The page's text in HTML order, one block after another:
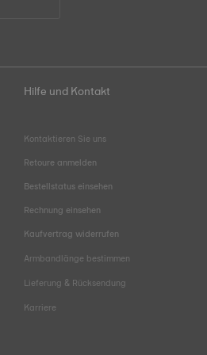
Hilfe und Kontakt
Kontaktieren Sie uns
Retoure anmelden
Bestellstatus einsehen
Rechnung einsehen
Kaufvertrag widerrufen
Armbandlänge bestimmen
Lieferung & Rücksendung
Karriere